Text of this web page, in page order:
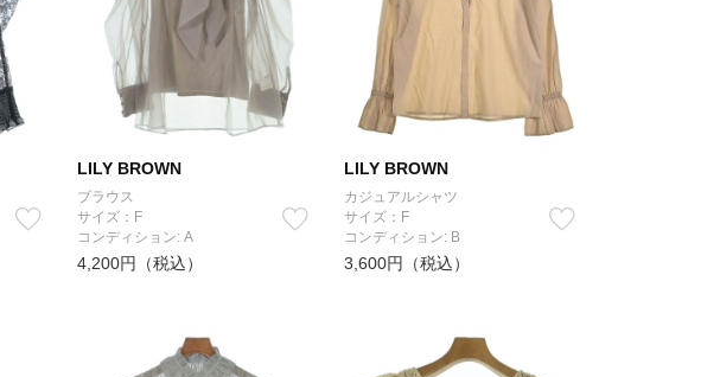
LILY BROWN
ブラウス
サイズ：F
コンディション: A
4,200円（税込）
LILY BROWN
カジュアルシャツ
サイズ：F
コンディション: B
3,600円（税込）